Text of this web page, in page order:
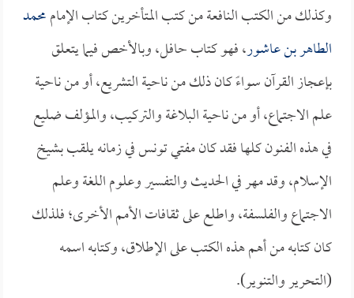
وكذلك من الكتب النافعة من كتب المتأخرين كتاب الإماممحمد
الطاهر بن عاشور، فهو كتاب حافل، وبالأخص فيما يتعلق
بإعجاز القرآن سواءً كان ذلك من ناحية التشريع، أو من ناحية
علم الاجتماع، أو من ناحية البلاغة والتركيب، والمؤلف ضليع
في هذه الفنون كلها فقد كان مفتي تونس في زمانه يلقب بشيخ
الإسلام، وقد مهر في الحديث والتفسير وعلوم اللغة وعلم
الاجتماع والفلسفة، واطلع على ثقافات الأمم الأخرى؛ فلذلك
كان كتابه من أهم هذه الكتب على الإطلاق، وكتابه اسمه
(التحرير والتنوير).